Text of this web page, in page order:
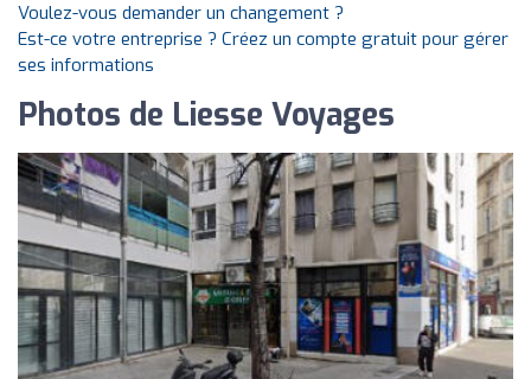
Voulez-vous demander un changement ?
Est-ce votre entreprise ? Créez un compte gratuit pour gérer
ses informations
Photos de Liesse Voyages